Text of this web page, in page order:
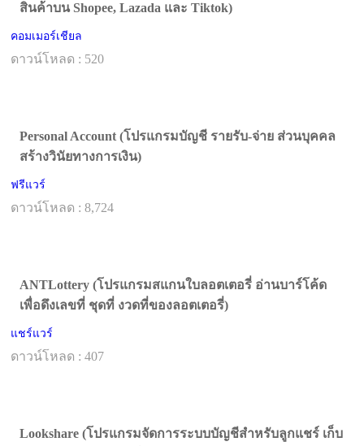
สินค้าบน Shopee, Lazada และ Tiktok)
คอมเมอร์เชียล
ดาวน์โหลด : 520
Personal Account (โปรแกรมบัญชี รายรับ-จ่าย ส่วนบุคคล
สร้างวินัยทางการเงิน)
ฟรีแวร์
ดาวน์โหลด : 8,724
ANTLottery (โปรแกรมสแกนใบลอตเตอรี่ อ่านบาร์โค้ด
เพื่อดึงเลขที่ ชุดที่ งวดที่ของลอตเตอรี่)
แชร์แวร์
ดาวน์โหลด : 407
Lookshare (โปรแกรมจัดการระบบบัญชีสำหรับลูกแชร์ เก็บ